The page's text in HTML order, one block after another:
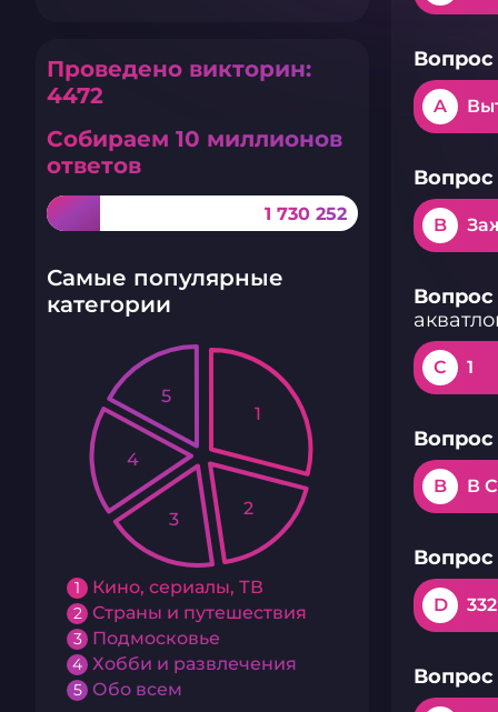
Проведено викторин:
4472
Собираем 10 миллионов
ответов
1 730 252
Самые популярные
категории
1 Кино, сериалы, ТВ
2 Страны и путешествия
3 Подмосковье
4 Хобби и развлечения
5 Обо всем
1
2
3
4
5
Вопрос
A
Вопрос
B
Вопрос
C 1
Вопрос
B В
Вопрос
D
Вопрос